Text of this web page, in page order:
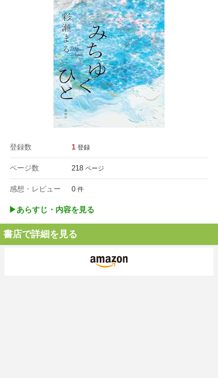
登録数 1 登録
ページ数 218 ページ
感想・レビュー 0 件
▶︎あらすじ・内容を見る
書店で詳細を見る